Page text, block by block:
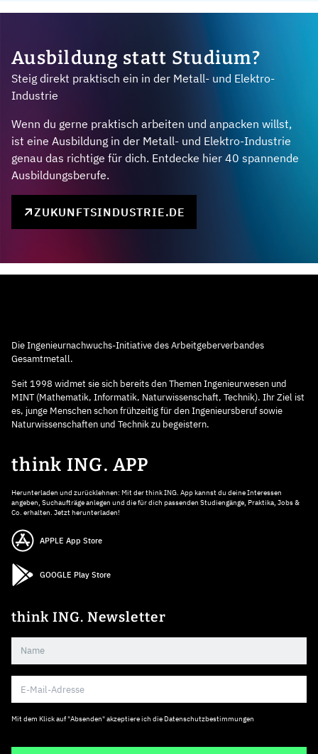
Ausbildung statt Studium?
Steig direkt praktisch ein in der Metall- und Elektro-
Industrie
Wenn du gerne praktisch arbeiten und anpacken willst,
ist eine Ausbildung in der Metall- und Elektro-Industrie
genau das richtige für dich. Entdecke hier 40 spannende
Ausbildungsberufe.
ZUKUNFTSINDUSTRIE.DE
Die Ingenieurnachwuchs-Initiative des Arbeitgeberverbandes
Gesamtmetall.
Seit 1998 widmet sie sich bereits den Themen Ingenieurwesen und
MINT (Mathematik, Informatik, Naturwissenschaft, Technik). Ihr Ziel ist
es, junge Menschen schon frühzeitig für den Ingenieursberuf sowie
Naturwissenschaften und Technik zu begeistern.
think ING. APP
Herunterladen und zurücklehnen: Mit der think ING. App kannst du deine Interessen
angeben, Suchaufträge anlegen und die für dich passenden Studiengänge, Praktika, Jobs &
Co. erhalten. Jetzt herunterladen!
APPLE App Store
GOOGLE Play Store
think ING. Newsletter
Mit dem Klick auf "Absenden" akzeptiere ich die Datenschutzbestimmungen